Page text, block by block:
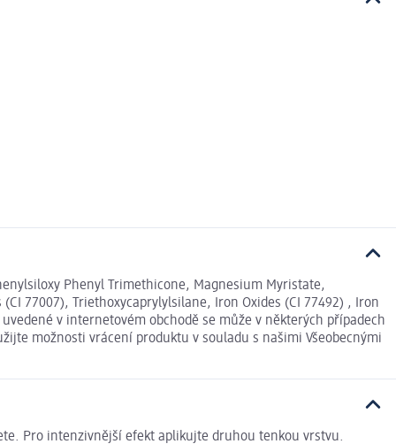
Phenyl Trimethicone, Magnesium Myristate,
77007), Triethoxycaprylylsilane, Iron Oxides (CI 77492) , Iron
uvedené v internetovém obchodě se může v některých případech
možnosti vrácení produktu v souladu s našimi Všeobecnými
Pro intenzivnější efekt aplikujte druhou tenkou vrstvu.